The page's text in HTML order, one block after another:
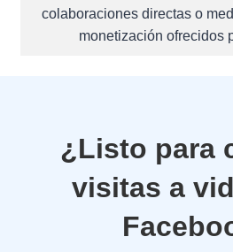
colaboraciones directas o
monetización ofrecidos
¿Listo para
visitas a